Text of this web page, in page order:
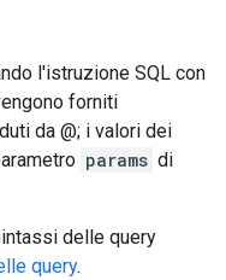
l'istruzione SQL con
forniti
da @; i valori dei
params di
delle query
query.